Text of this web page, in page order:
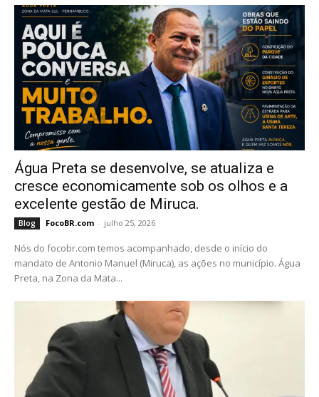
Água Preta se desenvolve, se atualiza e
cresce economicamente sob os olhos e a
excelente gestão de Miruca.
Blog FocoBR.com - julho 25, 2026
Nós do focobr.com temos acompanhado, desde o início do
mandato de Antonio Manuel (Miruca), as ações no município. Água
Preta, na Zona da Mata...